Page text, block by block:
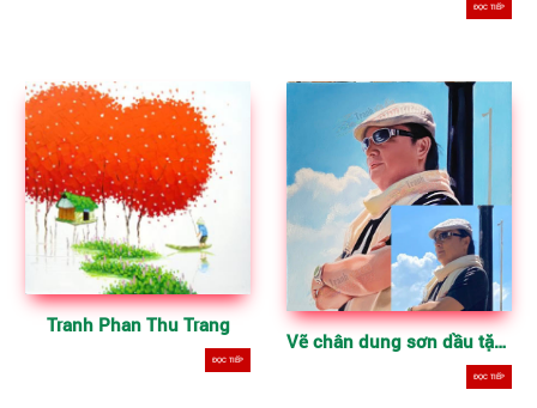
ĐỌC TIẾP
Tranh Phan Thu Trang
ĐỌC TIẾP
Vẽ chân dung sơn dầu tặng đối tác, người thân
ĐỌC TIẾP